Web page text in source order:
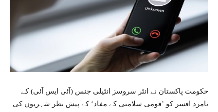
حکومت پاکستان نے انٹر سروسز انٹیلی جنس (آئی ایس آئی) کے
نامزد افسر کو ’قومی سلامتی کے مفاد‘ کے پیش نظر شہریوں کی